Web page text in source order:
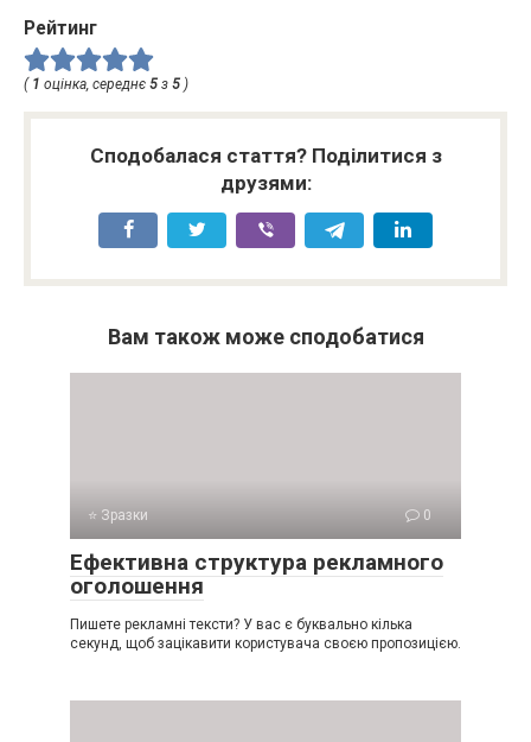
Рейтинг
( 1 оцінка, середнє 5 з 5 )
Сподобалася стаття? Поділитися з
друзями:
Вам також може сподобатися
⭐ Зразки 0
Ефективна структура рекламного
оголошення
Пишете рекламні тексти? У вас є буквально кілька
секунд, щоб зацікавити користувача своєю пропозицією.